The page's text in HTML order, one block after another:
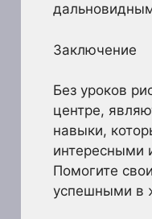
Заключение
Без уроков
центре,
навыки,
интересными
Помогите
успешными в